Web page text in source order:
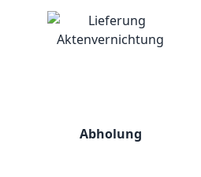
Abholung